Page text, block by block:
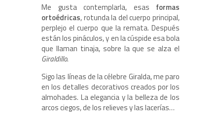
Me gusta contemplarla, esas formas
ortoédricas, rotunda la del cuerpo principal,
perplejo el cuerpo que la remata. Después
están los pináculos, y en la cúspide esa bola
que llaman tinaja, sobre la que se alza el
Giraldillo.
Sigo las líneas de la célebre Giralda, me paro
en los detalles decorativos creados por los
almohades. La elegancia y la belleza de los
arcos ciegos, de los relieves y las lacerías…